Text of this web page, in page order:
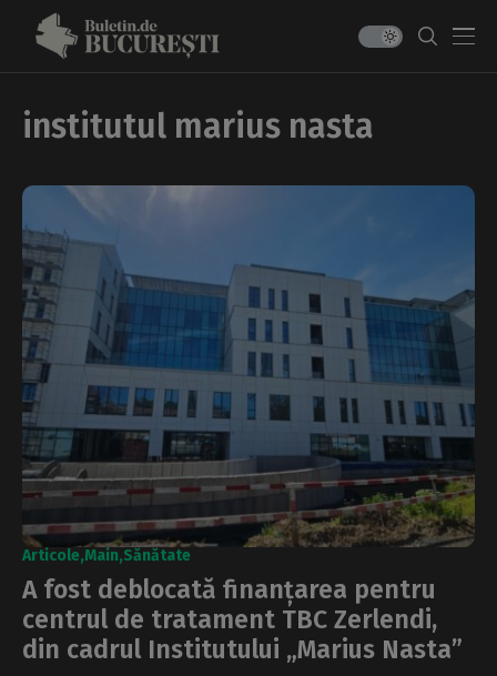
institutul marius nasta
Articole Main Sănătate
A fost deblocată finanțarea pentru
centrul de tratament TBC Zerlendi,
din cadrul Institutului „Marius Nasta”